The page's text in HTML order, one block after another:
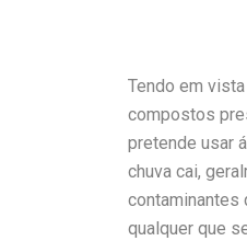
Tendo em
compostos
pretende usar
chuva cai,
contaminantes
qualquer que